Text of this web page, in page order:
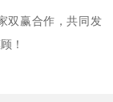
双赢合作，共同发
！